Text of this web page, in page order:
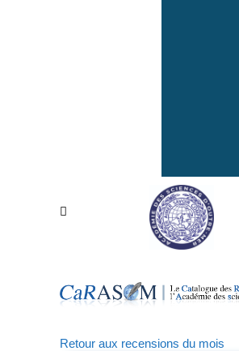
Retour aux recensions du mois